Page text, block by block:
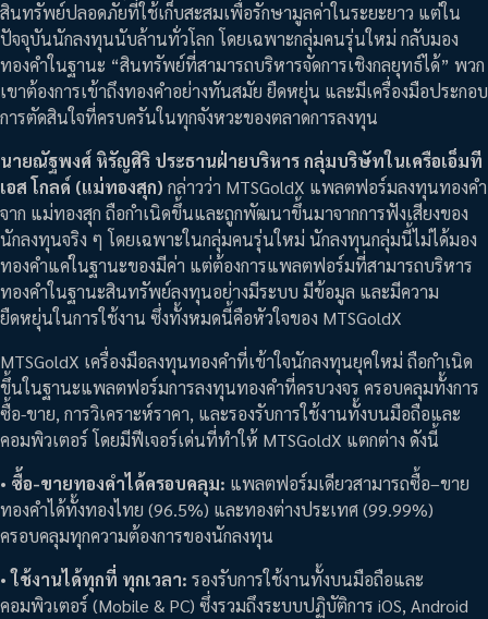
สินทรัพย์ปลอดภัยที่ใช้เก็บสะสมเพื่อรักษามูลค่าในระยะยาว แต่ใน
ปัจจุบันนักลงทุนนับล้านทั่วโลก โดยเฉพาะกลุ่มคนรุ่นใหม่ กลับมอง
ทองคำในฐานะ “สินทรัพย์ที่สามารถบริหารจัดการเชิงกลยุทธ์ได้” พวก
เขาต้องการเข้าถึงทองคำอย่างทันสมัย ยืดหยุ่น และมีเครื่องมือประกอบ
การตัดสินใจที่ครบครันในทุกจังหวะของตลาดการลงทุน
นายณัฐพงศ์ หิรัญศิริ ประธานฝ่ายบริหาร กลุ่มบริษัทในเครือเอ็มที
เอส โกลด์ (แม่ทองสุก) กล่าวว่า MTSGoldX แพลตฟอร์มลงทุนทองคำ
จาก แม่ทองสุก ถือกำเนิดขึ้นและถูกพัฒนาขึ้นมาจากการฟังเสียงของ
นักลงทุนจริง ๆ โดยเฉพาะในกลุ่มคนรุ่นใหม่ นักลงทุนกลุ่มนี้ไม่ได้มอง
ทองคำแค่ในฐานะของมีค่า แต่ต้องการแพลตฟอร์มที่สามารถบริหาร
ทองคำในฐานะสินทรัพย์ลงทุนอย่างมีระบบ มีข้อมูล และมีความ
ยืดหยุ่นในการใช้งาน ซึ่งทั้งหมดนี้คือหัวใจของ MTSGoldX
MTSGoldX เครื่องมือลงทุนทองคำที่เข้าใจนักลงทุนยุคใหม่ ถือกำเนิด
ขึ้นในฐานะแพลตฟอร์มการลงทุนทองคำที่ครบวงจร ครอบคลุมทั้งการ
ซื้อ-ขาย, การวิเคราะห์ราคา, และรองรับการใช้งานทั้งบนมือถือและ
คอมพิวเตอร์ โดยมีฟีเจอร์เด่นที่ทำให้ MTSGoldX แตกต่าง ดังนี้
• ซื้อ-ขายทองคำได้ครอบคลุม: แพลตฟอร์มเดียวสามารถซื้อ–ขาย
ทองคำได้ทั้งทองไทย (96.5%) และทองต่างประเทศ (99.99%)
ครอบคลุมทุกความต้องการของนักลงทุน
•ใช้งานได้ทุกที่ ทุกเวลา: รองรับการใช้งานทั้งบนมือถือและ
คอมพิวเตอร์ (Mobile & PC) ซึ่งรวมถึงระบบปฏิบัติการ iOS, Android